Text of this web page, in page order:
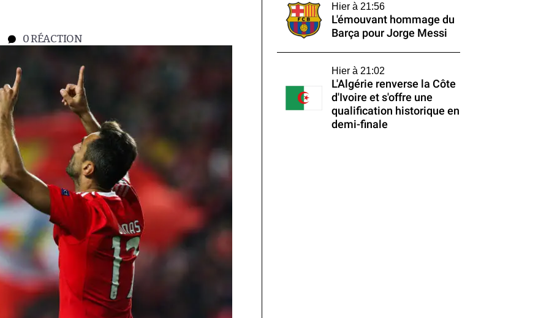
0RÉACTION
Hier à 21:56
L'émouvant hommage du
Barça pour Jorge Messi
Hier à 21:02
L'Algérie renverse la Côte
d'Ivoire et s'offre une
qualification historique en
demi-finale